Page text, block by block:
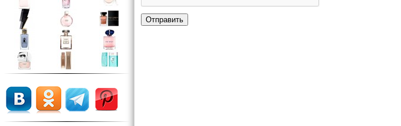
Отправить